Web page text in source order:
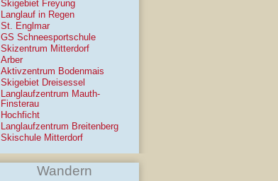
Skigebiet Freyung
Langlauf in Regen
St. Englmar
GS Schneesportschule
Skizentrum Mitterdorf
Arber
Aktivzentrum Bodenmais
Skigebiet Dreisessel
Langlaufzentrum Mauth-
Finsterau
Hochficht
Langlaufzentrum Breitenberg
Skischule Mitterdorf
Wandern